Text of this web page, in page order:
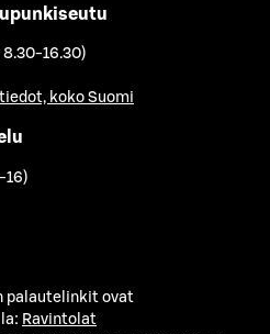
16.30)
koko Suomi
16)
palautelinkit ovat
Ravintolat